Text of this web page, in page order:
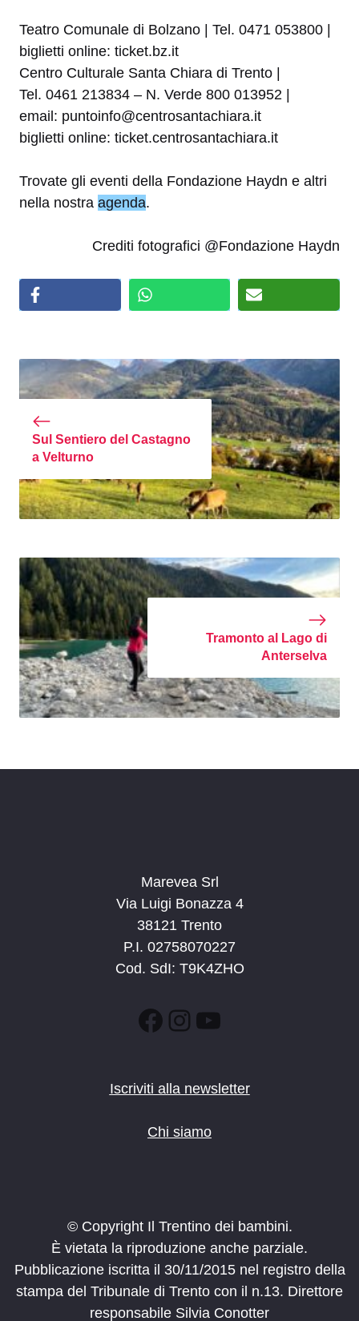
Teatro Comunale di Bolzano | Tel. 0471 053800 |
biglietti online: ticket.bz.it
Centro Culturale Santa Chiara di Trento |
Tel. 0461 213834 – N. Verde 800 013952 |
email: puntoinfo@centrosantachiara.it
biglietti online: ticket.centrosantachiara.it
Trovate gli eventi della Fondazione Haydn e altri
nella nostra agenda.
Crediti fotografici @Fondazione Haydn
Sul Sentiero del Castagno
a Velturno
Tramonto al Lago di
Anterselva
Marevea Srl
Via Luigi Bonazza 4
38121 Trento
P.I. 02758070227
Cod. SdI: T9K4ZHO
Facebook
Instagram
YouTube
Iscriviti alla newsletter
Chi siamo
© Copyright Il Trentino dei bambini.
È vietata la riproduzione anche parziale.
Pubblicazione iscritta il 30/11/2015 nel registro della
stampa del Tribunale di Trento con il n.13. Direttore
responsabile Silvia Conotter